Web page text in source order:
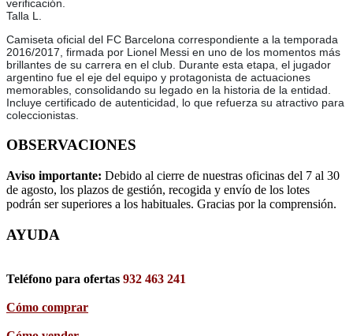
verificación.
Talla L.
Camiseta oficial del FC Barcelona correspondiente a la temporada
2016/2017, firmada por Lionel Messi en uno de los momentos más
brillantes de su carrera en el club. Durante esta etapa, el jugador
argentino fue el eje del equipo y protagonista de actuaciones
memorables, consolidando su legado en la historia de la entidad.
Incluye certificado de autenticidad, lo que refuerza su atractivo para
coleccionistas.
OBSERVACIONES
Aviso importante: Debido al cierre de nuestras oficinas del 7 al 30
de agosto, los plazos de gestión, recogida y envío de los lotes
podrán ser superiores a los habituales. Gracias por la comprensión.
AYUDA
Teléfono para ofertas 932 463 241
Cómo comprar